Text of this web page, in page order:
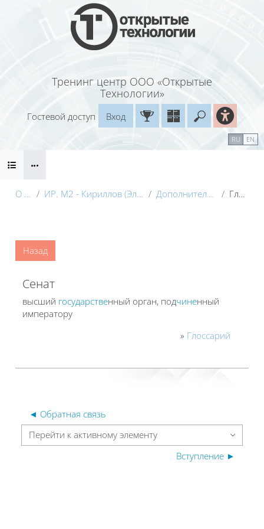
Перейти к основному содержанию
Тренинг центр ООО «Открытые
Технологии»
Введите
Гостевой доступ
Вход
RU EN
Блоки
О курсе ИР. М2 - Кириллов (Электронный курс) с видео Дополнительные материалы Глоссарий
Назад
Сенат
высший государственный орган, подчиненный
императору
» Глоссарий
◄ Обратная связь
Перейти к активному элементу
Вступление ►